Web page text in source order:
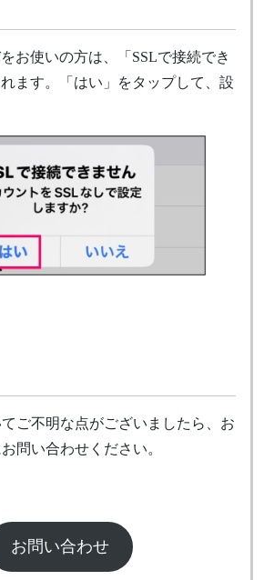
お使いの方は、「SSLで接続でき
ます。「はい」をタップして、設
ご不明な点がございましたら、お
問い合わせください。
お問い合わせ